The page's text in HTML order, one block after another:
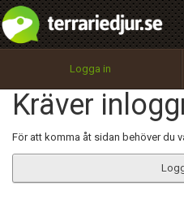
Logga in
Kräver
För att komma åt sidan behöver du
integritetspolicy
Namn:
Epost:
Begär nytt lösenord